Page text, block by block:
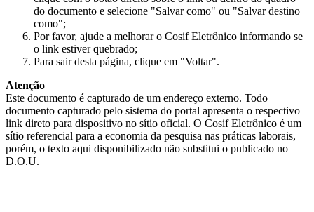
do documento e selecione "Salvar como" ou "Salvar destino
como";
Por favor, ajude a melhorar o Cosif Eletrônico informando se
o link estiver quebrado;
Para sair desta página, clique em "Voltar".
Atenção
Este documento é capturado de um endereço externo. Todo
documento capturado pelo sistema do portal apresenta o respectivo
link direto para dispositivo no sítio oficial. O Cosif Eletrônico é um
sítio referencial para a economia da pesquisa nas práticas laborais,
porém, o texto aqui disponibilizado não substitui o publicado no
D.O.U.